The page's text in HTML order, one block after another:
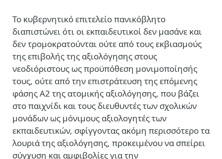
Το κυβερνητικό επιτελείο πανικόβλητο
διαπιστώνει ότι οι εκπαιδευτικοί δεν μασάνε και
δεν τρομοκρατούνται ούτε από τους εκβιασμούς
της επιβολής της αξιολόγησης στους
νεοδιόριστους ως προϋπόθεση μονιμοποίησής
τους, ούτε από την επιστράτευση της επόμενης
φάσης Α2 της ατομικής αξιολόγησης, που βάζει
στο παιχνίδι και τους διευθυντές των σχολικών
μονάδων ως μόνιμους αξιολογητές των
εκπαιδευτικών, σφίγγοντας ακόμη περισσότερο τα
λουριά της αξιολόγησης, προκειμένου να σπείρει
σύγχυση και αμφιβολίες για την